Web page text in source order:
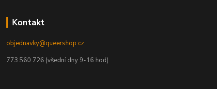
Kontakt
objednavky@queershop.cz
773 560 726 (všední dny 9-16 hod)